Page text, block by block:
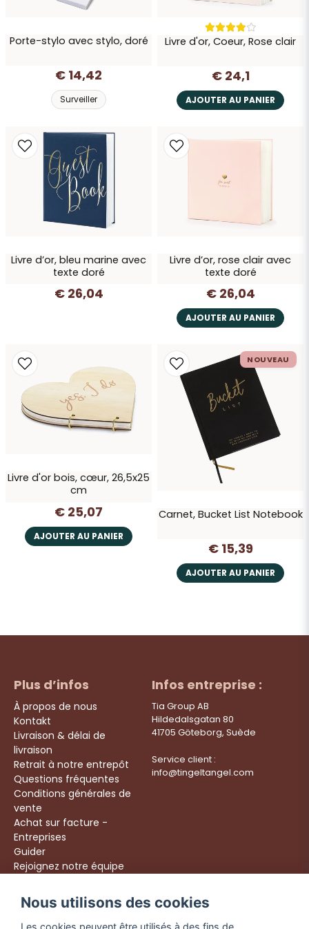
Porte-stylo avec stylo, doré
€ 14,42
Surveiller
Livre d'or, Coeur, Rose clair
€ 24,1
AJOUTER AU PANIER
Livre d’or, bleu marine avec
texte doré
€ 26,04
Livre d’or, rose clair avec
texte doré
€ 26,04
AJOUTER AU PANIER
Livre d'or bois, cœur, 26,5x25
cm
€ 25,07
AJOUTER AU PANIER
Carnet, Bucket List Notebook
€ 15,39
AJOUTER AU PANIER
NOUVEAU
Plus d’infos
À propos de nous
Kontakt
Livraison & délai de
livraison
Retrait à notre entrepôt
Questions fréquentes
Conditions générales de
vente
Achat sur facture -
Entreprises
Guider
Rejoignez notre équipe
Infos entreprise :
Tia Group AB
Hildedalsgatan 80
41705 Göteborg, Suède
Service client :
info@tingeltangel.com
Följ oss:
Livraison rapide
Achats sécurisés
Nous utilisons des cookies
Les cookies peuvent être utilisés à des fins de